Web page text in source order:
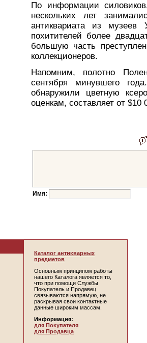
По информации
нескольких лет
антиквариата из
похитителей более
большую часть
коллекционеров.
Напомним, полотно
сентября минувшего
обнаружили цветную
оценкам, составляет от
Имя:
Каталог антикварных
предметов
Основным принципом работы
нашего Каталога является то,
что при помощи Службы
Покупатель и Продавец
связываются напрямую, не
раскрывая свои контактные
данные широким массам.
Информация:
для Покупателя
для Продавца